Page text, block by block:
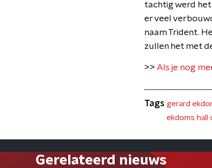
tachtig werd het
er veel
naam Trident.
zullen het met
>> Als je nog
Tags gerard
ekdoms hall
Gerelateerd nieuws